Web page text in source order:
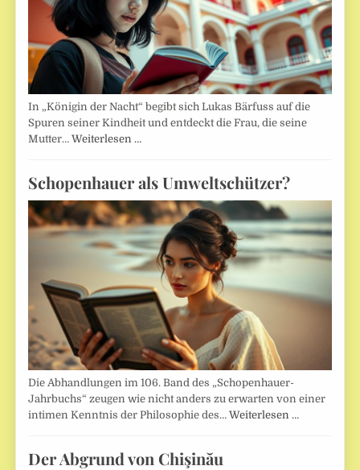
In „Königin der Nacht“ begibt sich Lukas Bärfuss auf die
Spuren seiner Kindheit und entdeckt die Frau, die seine
Mutter…Weiterlesen …
Schopenhauer als Umweltschützer?
Die Abhandlungen im 106. Band des „Schopenhauer-
Jahrbuchs“ zeugen wie nicht anders zu erwarten von einer
intimen Kenntnis der Philosophie des…Weiterlesen …
Der Abgrund von Chişinău